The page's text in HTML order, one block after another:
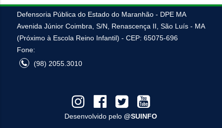
Defensoria Pública do Estado do Maranhão - DPE MA
Avenida Júnior Coimbra, S/N, Renascença II, São Luís - MA
(Próximo à Escola Reino Infantil) - CEP: 65075-696
Fone:
(98) 2055.3010
Desenvolvido pelo@SUINFO